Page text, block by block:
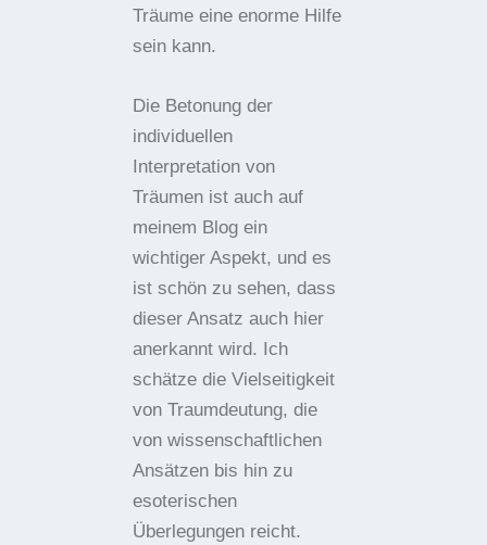
Träume eine enorme Hilfe
sein kann.
Die Betonung der
individuellen
Interpretation von
Träumen ist auch auf
meinem Blog ein
wichtiger Aspekt, und es
ist schön zu sehen, dass
dieser Ansatz auch hier
anerkannt wird. Ich
schätze die Vielseitigkeit
von Traumdeutung, die
von wissenschaftlichen
Ansätzen bis hin zu
esoterischen
Überlegungen reicht.